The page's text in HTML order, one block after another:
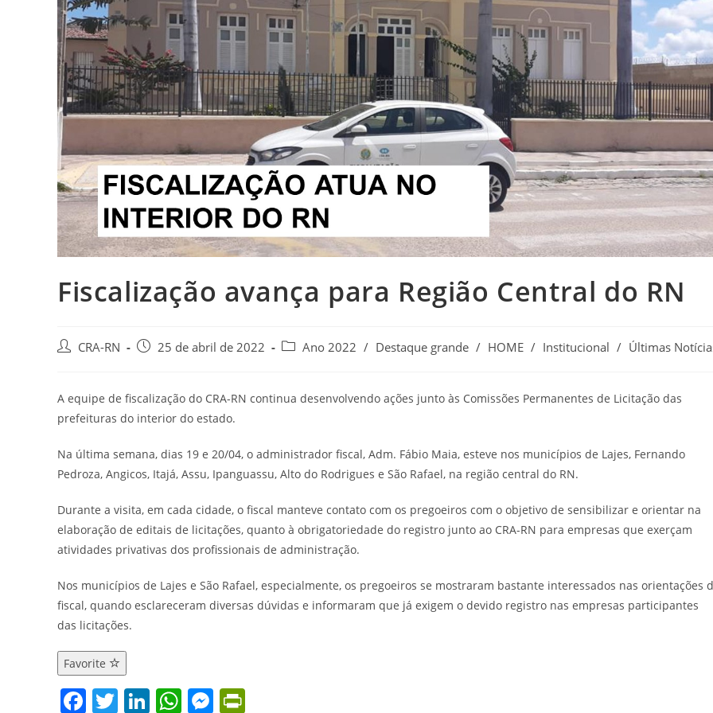
Fiscalização avança para Região Central do RN
AutorCRA-RN
Post 25 de abril de 2022
Categoria
Ano 2022 / Destaque grande / HOME / Institucional / Últimas
A equipe de fiscalização do CRA-RN continua desenvolvendo ações junto às Comissões Permanentes de Licitação das
prefeituras do interior do estado.
Na última semana, dias 19 e 20/04, o administrador fiscal, Adm. Fábio Maia, esteve nos municípios de Lajes, Fernando
Pedroza, Angicos, Itajá, Assu, Ipanguassu, Alto do Rodrigues e São Rafael, na região central do RN.
Durante a visita, em cada cidade, o fiscal manteve contato com os pregoeiros com o objetivo de sensibilizar e orientar na
elaboração de editais de licitações, quanto à obrigatoriedade do registro junto ao CRA-RN para empresas que exerçam
atividades privativas dos profissionais de administração.
Nos municípios de Lajes e São Rafael, especialmente, os pregoeiros se mostraram bastante interessados nas orientações
fiscal, quando esclareceram diversas dúvidas e informaram que já exigem o devido registro nas empresas participantes
das licitações.
Favorite
F T Li W M